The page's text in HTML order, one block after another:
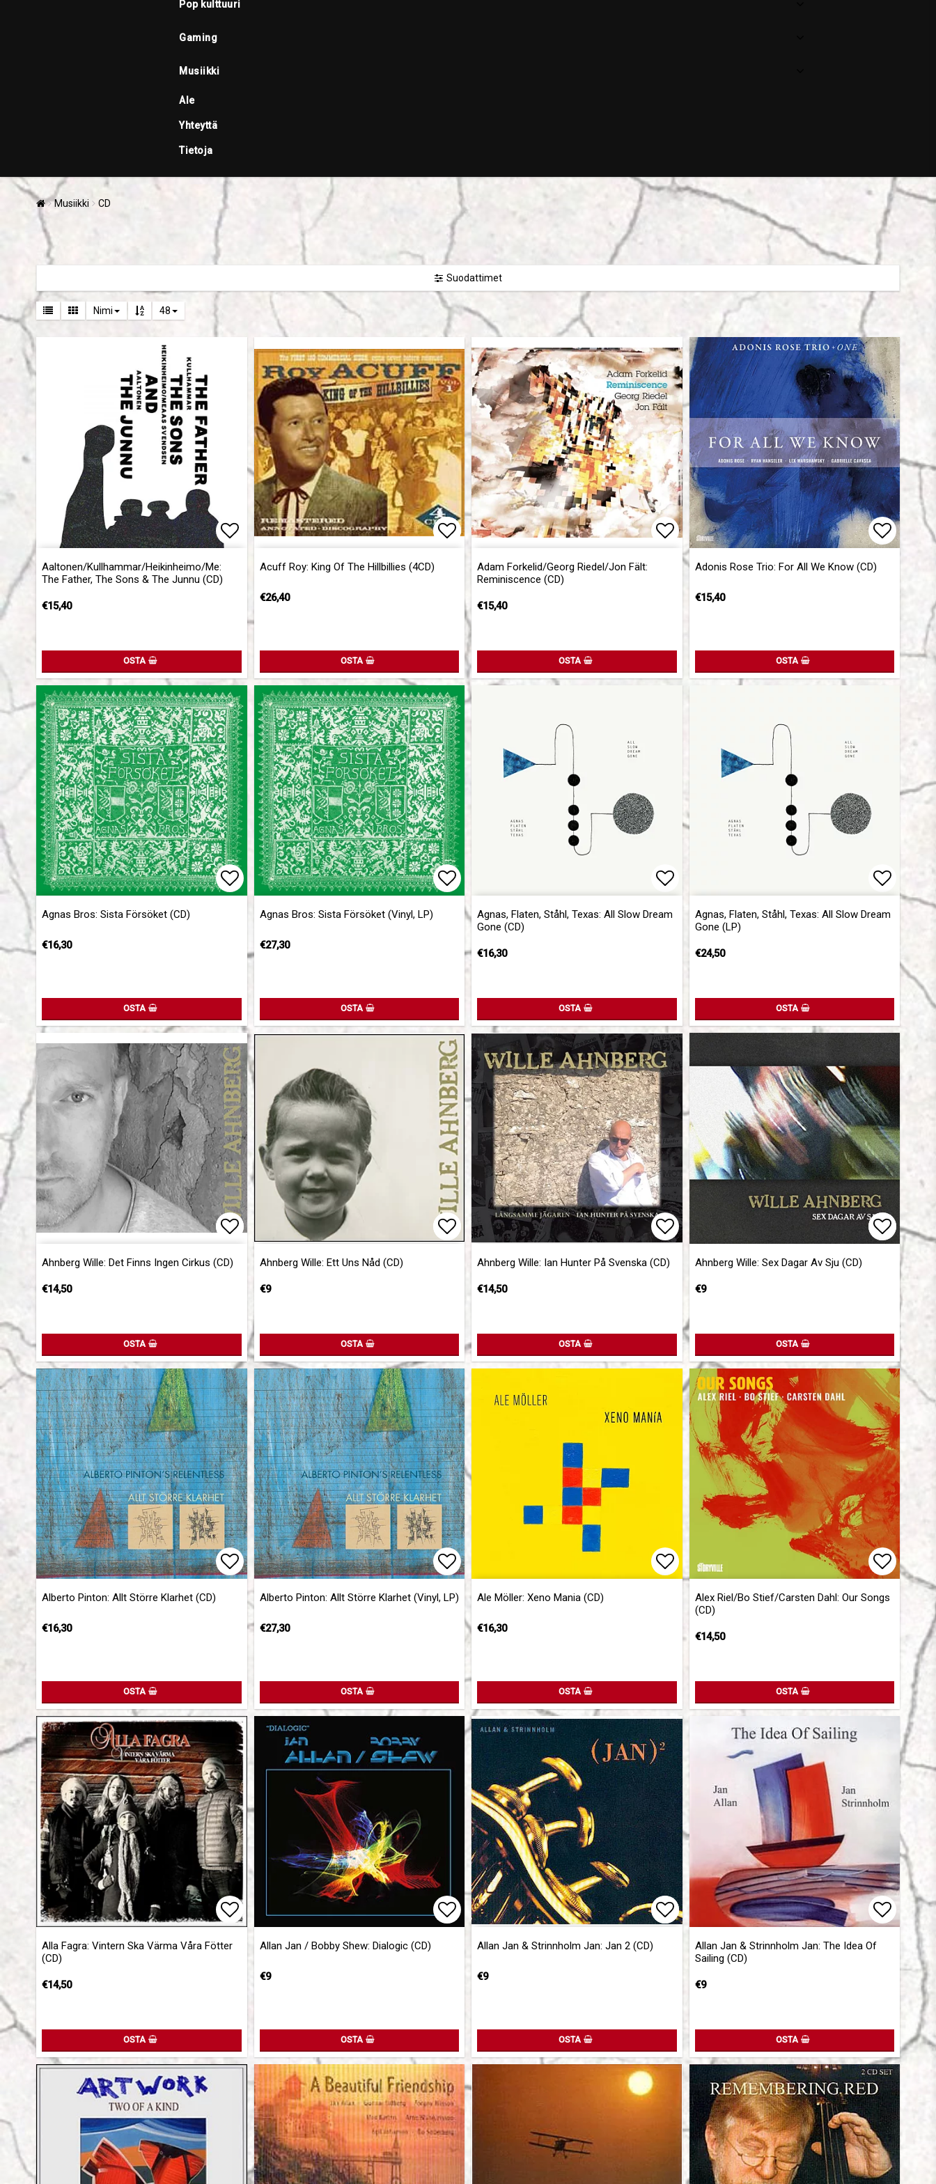
Pop kulttuuri
Gaming
Musiikki
Ale
Yhteyttä
Tietoja
Musiikki CD
Suodattimet
Nimi 48
Add to list of favorites
A­a­l­t­o­n­e­n­/­K­u­l­l­h­a­m­m­a­r­/­H­e­i­k­i­n­h­e­i­m­o­/­M­e­:
The Father, The Sons & The Junnu (CD)
€15,40
OSTA
Acuff Roy: King Of The Hillbillies (4CD)
€26,40
OSTA
Add to list of favorites
Adam Forkelid/Georg Riedel/Jon Fält:
Reminiscence (CD)
€15,40
OSTA
Add to
Adonis Rose Trio: For All We Know (CD)
€15,40
OSTA
Add to list of favorites
Agnas Bros: Sista Försöket (CD)
€16,30
OSTA
Add to list of favorites
Agnas Bros: Sista Försöket (Vinyl, LP)
€27,30
OSTA
Add to list of favorites
Agnas, Flaten, Ståhl, Texas: All Slow Dream
Gone (CD)
€16,30
OSTA
Add to
Agnas, Flaten, Ståhl, Texas: All Slow Dream
Gone (LP)
€24,50
OSTA
Ahnberg Wille: Det Finns Ingen Cirkus (CD)
€14,50
OSTA
Ahnberg Wille: Ett Uns Nåd (CD)
€9
OSTA
Add to list of favorites
Ahnberg Wille: Ian Hunter På Svenska (CD)
€14,50
OSTA
Add to
Add to
Ahnberg Wille: Sex Dagar Av Sju (CD)
€9
OSTA
Add to list of favorites
Alberto Pinton: Allt Större Klarhet (CD)
€16,30
OSTA
Add to list of favorites
Alberto Pinton: Allt Större Klarhet (Vinyl, LP)
€27,30
OSTA
Add to list of favorites
Ale Möller: Xeno Mania (CD)
€16,30
OSTA
Add to
Alex Riel/Bo Stief/Carsten Dahl: Our Songs
(CD)
€14,50
OSTA
Add to list of favorites
Alla Fagra: Vintern Ska Värma Våra Fötter
(CD)
€14,50
OSTA
Add to list of favorites
Allan Jan / Bobby Shew: Dialogic (CD)
€9
OSTA
Add to list of favorites
Add to list of favorites
Allan Jan & Strinnholm Jan: Jan 2 (CD)
€9
OSTA
Add to
Allan Jan & Strinnholm Jan: The Idea Of
Sailing (CD)
€9
OSTA